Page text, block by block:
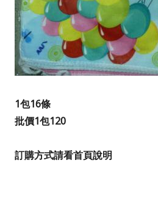
1包16條
批價1包120
訂購方式請看首頁說明